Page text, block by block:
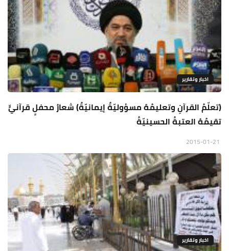
اخبار وتقارير
(تعلّمُ القرآنِ وتعليمُهُ مسؤوليّةٌ إيمانيّةٌ) شعارُ محفلٍ قرآنيٍّ
تقيمُهُ العتبةُ الحسينيّةُ
اخبار وتقارير